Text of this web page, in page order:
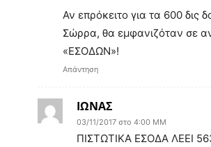
Αν επρόκειτο για τα 600 δις
Σώρρα, θα εμφανιζόταν σε
«ΕΣΟΔΩΝ»!
Απάντηση
ΙΩΝΑΣ
03/11/2017 στο 4:00 ΜΜ
ΠΙΣΤΩΤΙΚΑ ΕΣΟΔΑ ΛΕΕΙ